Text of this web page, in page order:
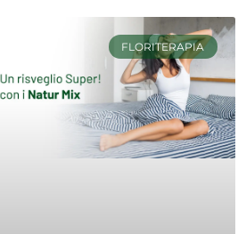
FLORITERAPIA